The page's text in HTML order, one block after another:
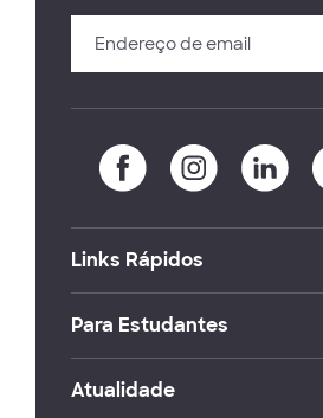
Links Rápidos
Para Estudantes
Atualidade